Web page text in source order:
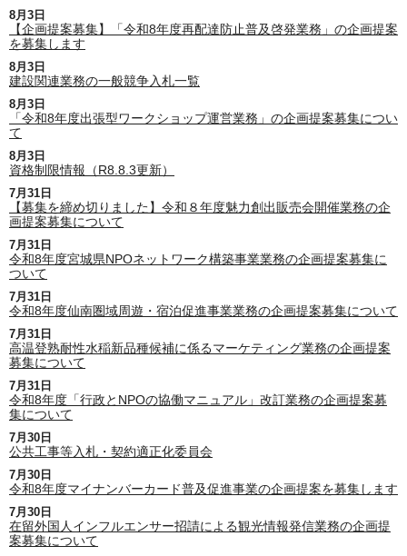
8月3日
【企画提案募集】「令和8年度再配達防止普及啓発業務」の企画提案
を募集します
8月3日
建設関連業務の一般競争入札一覧
8月3日
「令和8年度出張型ワークショップ運営業務」の企画提案募集につい
て
8月3日
資格制限情報（R8.8.3更新）
7月31日
【募集を締め切りました】令和８年度魅力創出販売会開催業務の企
画提案募集について
7月31日
令和8年度宮城県NPOネットワーク構築事業業務の企画提案募集に
ついて
7月31日
令和8年度仙南圏域周遊・宿泊促進事業業務の企画提案募集について
7月31日
高温登熟耐性水稲新品種候補に係るマーケティング業務の企画提案
募集について
7月31日
令和8年度「行政とNPOの協働マニュアル」改訂業務の企画提案募
集について
7月30日
公共工事等入札・契約適正化委員会
7月30日
令和8年度マイナンバーカード普及促進事業の企画提案を募集します
7月30日
在留外国人インフルエンサー招請による観光情報発信業務の企画提
案募集について